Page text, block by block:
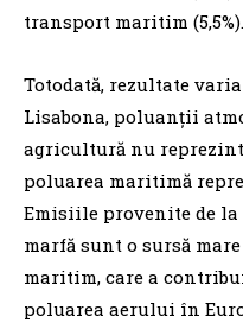
transport maritim (5,5%).
Totodată, rezultate
Lisabona, poluanții
agricultură nu
poluarea maritimă
Emisiile provenite de la
marfă sunt o sursă
maritim, care a
poluarea aerului în